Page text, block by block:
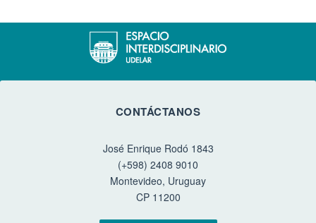
CONTÁCTANOS
José Enrique Rodó 1843
(+598) 2408 9010
Montevideo, Uruguay
CP 11200